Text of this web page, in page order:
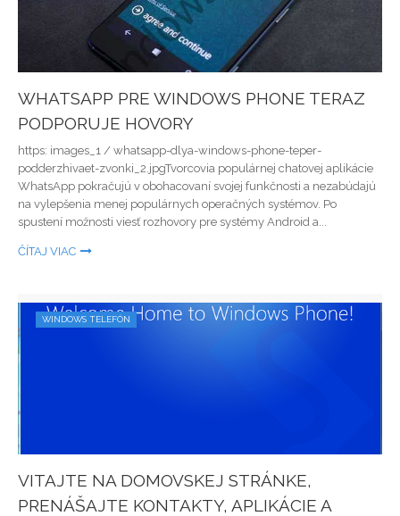
WHATSAPP PRE WINDOWS PHONE TERAZ
PODPORUJE HOVORY
https: images_1 / whatsapp-dlya-windows-phone-teper-
podderzhivaet-zvonki_2.jpgTvorcovia populárnej chatovej aplikácie
WhatsApp pokračujú v obohacovaní svojej funkčnosti a nezabúdajú
na vylepšenia menej populárnych operačných systémov. Po
spustení možnosti viesť rozhovory pre systémy Android a...
ČÍTAJ VIAC
WINDOWS TELEFÓN
VITAJTE NA DOMOVSKEJ STRÁNKE,
PRENÁŠAJTE KONTAKTY, APLIKÁCIE A